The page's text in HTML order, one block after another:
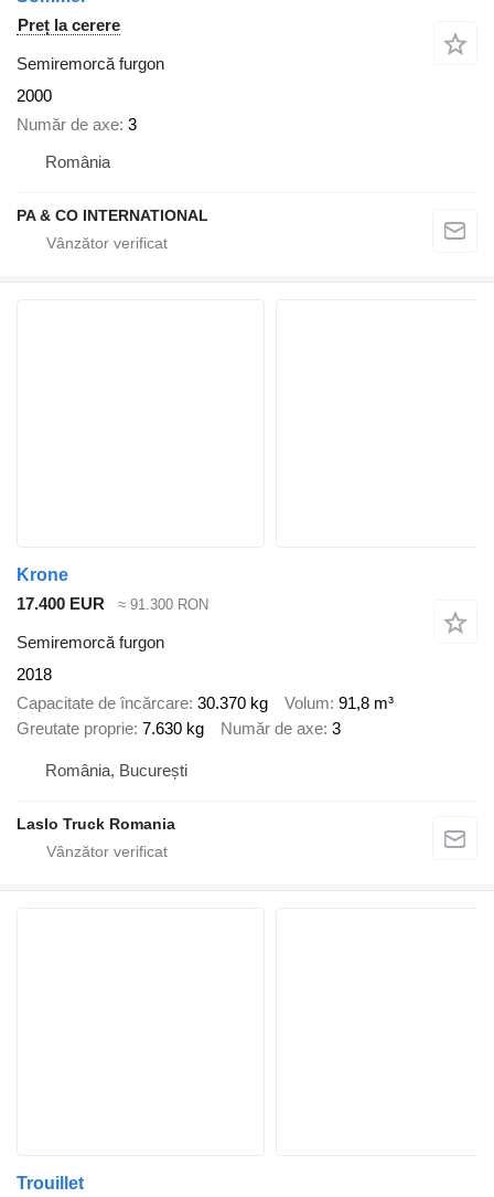
Preț la cerere
Semiremorcă furgon
2000
Număr de axe 3
România
PA & CO INTERNATIONAL
Krone
17.400 EUR
≈ 91.300 RON
Semiremorcă furgon
2018
Capacitate de încărcare 30.370 kg Volum 91,8 m³
Greutate proprie 7.630 kg Număr de axe 3
România, București
Laslo Truck Romania
Trouillet